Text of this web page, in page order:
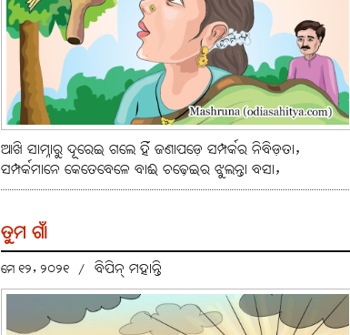
ଆଖି ସାମ୍ନାରୁ ଦୂରେଇ ଗଲେ ହିଁ ଜଣାପଡ଼େ ସମ୍ପର୍କର ନିବିଡ଼ତା,
ସମ୍ପର୍କମାନେ କେତେବେଳେ ବାଈ ଚଢ଼େଇର ଝୁଲନ୍ତା ବସା,
ତୁମ ଗାଁ
ମେ ୧୨, ୨୦୨୧ / ବିପିନ୍‌ ମହାନ୍ତି